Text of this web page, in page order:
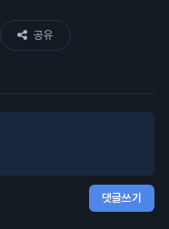
공유
댓글쓰기